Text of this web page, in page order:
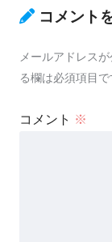
コメント
メールアドレス
る欄は必須項目で
コメント ※